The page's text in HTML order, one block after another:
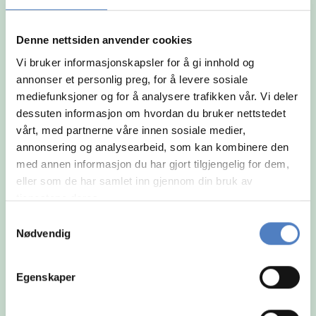
Denne nettsiden anvender cookies
Vi bruker informasjonskapsler for å gi innhold og
annonser et personlig preg, for å levere sosiale
mediefunksjoner og for å analysere trafikken vår. Vi deler
dessuten informasjon om hvordan du bruker nettstedet
vårt, med partnerne våre innen sosiale medier,
annonsering og analysearbeid, som kan kombinere den
med annen informasjon du har gjort tilgjengelig for dem,
eller som de har samlet inn gjennom din bruk av
tjenestene deres.
Nødvendig
Egenskaper
og arbeidsmåte.